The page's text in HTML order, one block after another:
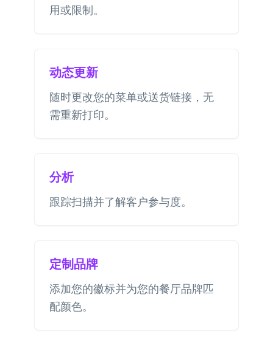
用或限制。
动态更新
随时更改您的菜单或送货链接，无
需重新打印。
分析
跟踪扫描并了解客户参与度。
定制品牌
添加您的徽标并为您的餐厅品牌匹
配颜色。